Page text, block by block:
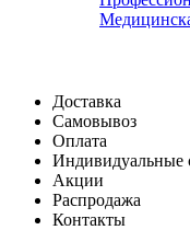
Доставка
Самовывоз
Оплата
Индивидуальные
Акции
Распродажа
Контакты